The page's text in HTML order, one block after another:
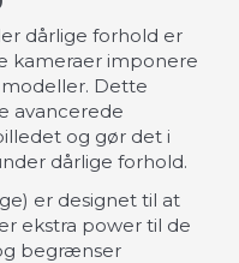
dårlige forhold er
kameraer imponere
Dette
avancerede
og gør det i
dårlige forhold.
er designet til at
ekstra power til de
begrænser